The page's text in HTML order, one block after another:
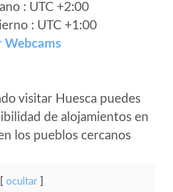
: UTC +2:00
: UTC +1:00
Webcams
visitar Huesca puedes
de alojamientos en
los pueblos cercanos
ocultar